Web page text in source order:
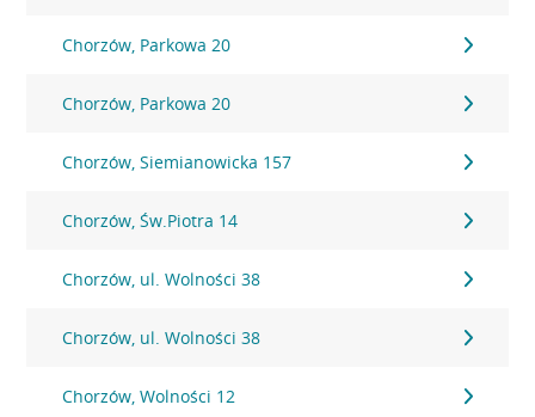
Chorzów, Parkowa 20
Chorzów, Parkowa 20
Chorzów, Siemianowicka 157
Chorzów, Św.Piotra 14
Chorzów, ul. Wolności 38
Chorzów, ul. Wolności 38
Chorzów, Wolności 12